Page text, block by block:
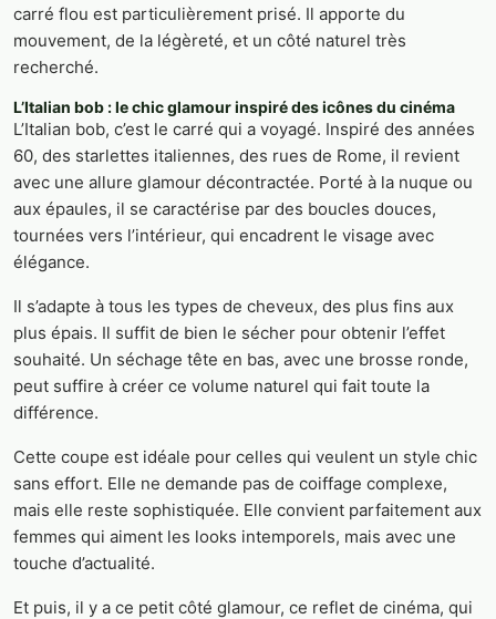
carré flou est particulièrement prisé. Il apporte du
mouvement, de la légèreté, et un côté naturel très
recherché.
L’Italian bob : le chic glamour inspiré des icônes du cinéma
L’Italian bob, c’est le carré qui a voyagé. Inspiré des années
60, des starlettes italiennes, des rues de Rome, il revient
avec une allure glamour décontractée. Porté à la nuque ou
aux épaules, il se caractérise par des boucles douces,
tournées vers l’intérieur, qui encadrent le visage avec
élégance.
Il s’adapte à tous les types de cheveux, des plus fins aux
plus épais. Il suffit de bien le sécher pour obtenir l’effet
souhaité. Un séchage tête en bas, avec une brosse ronde,
peut suffire à créer ce volume naturel qui fait toute la
différence.
Cette coupe est idéale pour celles qui veulent un style chic
sans effort. Elle ne demande pas de coiffage complexe,
mais elle reste sophistiquée. Elle convient parfaitement aux
femmes qui aiment les looks intemporels, mais avec une
touche d’actualité.
Et puis, il y a ce petit côté glamour, ce reflet de cinéma, qui